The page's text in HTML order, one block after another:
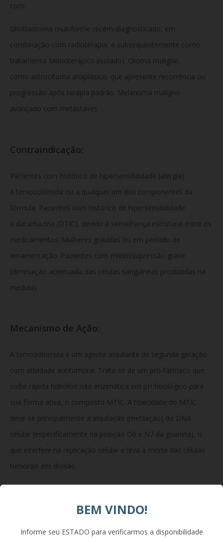
com:
Glioblastoma multiforme recém-diagnosticado, em
combinação com radioterapia, e subsequentemente como
tratamento Monoterápico (isolado). Glioma maligno,
como astrocitoma anaplásico, que apresente recorrência ou
progressão após terapia padrão. Melanoma maligno
avançado com metástases.
Contraindicação:
Pacientes com histórico de hipersensibilidade (alergia)
à temozolomida ou a qualquer um dos componentes da
fórmula. Pacientes com histórico de hipersensibilidade
à dacarbazina (DTIC), devido à semelhança estrutural entre os
medicamentos. Mulheres grávidas ou em período de
amamentação. Pacientes com mielossupressão grave
(diminuição acentuada das células sanguíneas produzidas na
medula).
Mecanismo de Ação:
A temozolomida é um agente alquilante de segunda geração
com atividade antitumoral. Trata-se de um pró-fármaco que
sofre rápida hidrólise não enzimática em pH fisiológico para
sua forma ativa, o composto MTIC. A toxicidade do MTIC
deve-se principalmente à alquilação (metilação) do DNA
celular (especificamente na posição O6 e N7 da guanina), o
que interfere na replicação celular e leva à morte das células
tumorais em divisão.
Cada cápsula gelatinosa dura contém: Princípio ativo: 5 mg
BEM VINDO!
Informe seu ESTADO para verificarmos a disponibilidade